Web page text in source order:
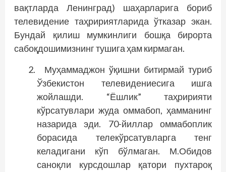
вақтларда Ленинград) шаҳарларига бориб
телевидение таҳририятларида ўтказар экан.
Бундай қилиш мумкинлиги бошқа бирорта
сабоқдошимизнинг тушига ҳам кирмаган.
Муҳаммаджон ўқишни битирмай туриб
Ўзбекистон телевидениесига ишга
жойлашди. “Ёшлик” таҳририяти
кўрсатувлари жуда оммабоп, ҳамманинг
назарида эди. 70-йиллар оммабоплик
борасида телекўрсатувларга тенг
келадигани кўп бўлмаган. М.Оби­дов
саноқли курсдошлар қатори пухтароқ